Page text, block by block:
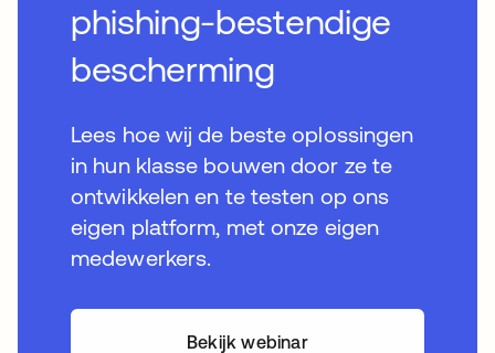
phishing-bestendige
bescherming
Lees hoe wij de beste oplossingen
in hun klasse bouwen door ze te
ontwikkelen en te testen op ons
eigen platform, met onze eigen
medewerkers.
Bekijk webinar